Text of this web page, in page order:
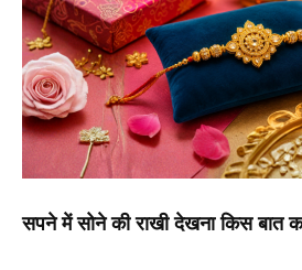
सपने में सोने की राखी देखना किस बात